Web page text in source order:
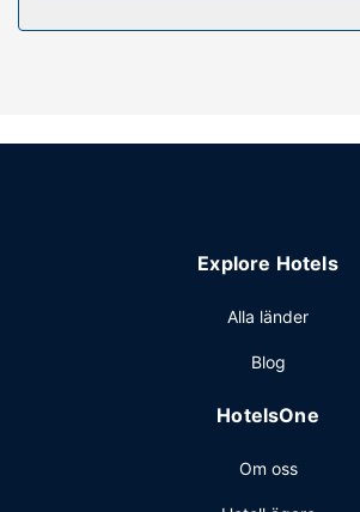
från deras terrassen och trädgården.
bagageförvaring och tvättmöjligheter.
Explore Hotels
Alla länder
Blog
HotelsOne
Om oss